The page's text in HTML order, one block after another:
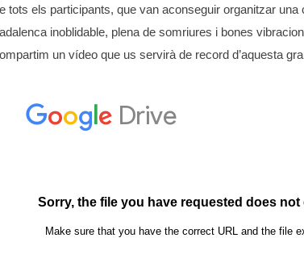
tots els participants, que van aconseguir organitzar una
inoblidable, plena de somriures i bones
un vídeo que us servirà de record d’aquesta